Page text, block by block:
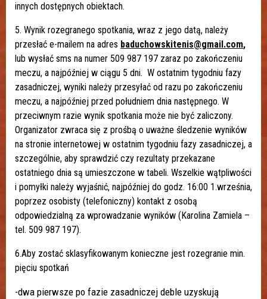
innych dostępnych obiektach.
5. Wynik rozegranego spotkania, wraz z jego datą, należy
przesłać e-mailem na adres baduchowskitenis@gmail.com,
lub wysłać sms na numer 509 987 197 zaraz po zakończeniu
meczu, a najpóźniej w ciągu 5 dni. W ostatnim tygodniu fazy
zasadniczej, wyniki należy przesyłać od razu po zakończeniu
meczu, a najpóźniej przed południem dnia następnego. W
przeciwnym razie wynik spotkania może nie być zaliczony.
Organizator zwraca się z prośbą o uważne śledzenie wyników
na stronie internetowej w ostatnim tygodniu fazy zasadniczej, a
szczególnie, aby sprawdzić czy rezultaty przekazane
ostatniego dnia są umieszczone w tabeli. Wszelkie wątpliwości
i pomyłki należy wyjaśnić, najpóźniej do godz. 16:00 1.września,
poprzez osobisty (telefoniczny) kontakt z osobą
odpowiedzialną za wprowadzanie wyników (Karolina Zamiela –
tel. 509 987 197).
6.Aby zostać sklasyfikowanym konieczne jest rozegranie min.
pięciu spotkań
-dwa pierwsze po fazie zasadniczej deble uzyskują